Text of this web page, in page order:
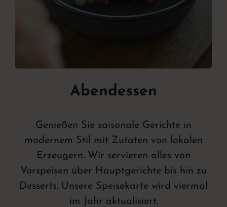
Abendessen
Genießen Sie saisonale Gerichte in
modernem Stil mit Zutaten von lokalen
Erzeugern. Wir servieren alles von
Vorspeisen über Hauptgerichte bis hin zu
Desserts. Unsere Speisekarte wird viermal
im Jahr aktualisiert.